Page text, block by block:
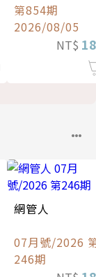
第854期
2026/08/05
NT$
網管人
07月號/2026
246期